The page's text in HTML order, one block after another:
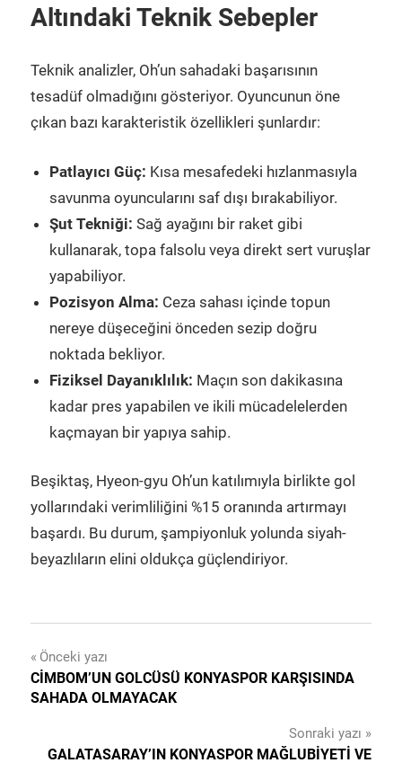
Altındaki Teknik Sebepler
Teknik analizler, Oh’un sahadaki başarısının
tesadüf olmadığını gösteriyor. Oyuncunun öne
çıkan bazı karakteristik özellikleri şunlardır:
Patlayıcı Güç: Kısa mesafedeki hızlanmasıyla
savunma oyuncularını saf dışı bırakabiliyor.
Şut Tekniği: Sağ ayağını bir raket gibi
kullanarak, topa falsolu veya direkt sert vuruşlar
yapabiliyor.
Pozisyon Alma: Ceza sahası içinde topun
nereye düşeceğini önceden sezip doğru
noktada bekliyor.
Fiziksel Dayanıklılık: Maçın son dakikasına
kadar pres yapabilen ve ikili mücadelelerden
kaçmayan bir yapıya sahip.
Beşiktaş, Hyeon-gyu Oh’un katılımıyla birlikte gol
yollarındaki verimliliğini %15 oranında artırmayı
başardı. Bu durum, şampiyonluk yolunda siyah-
beyazlıların elini oldukça güçlendiriyor.
Yazı
gezinmesi
Önceki yazı
CIMBOM’UN GOLCÜSÜ KONYASPOR KARŞISINDA
SAHADA OLMAYACAK
Sonraki yazı
GALATASARAY’IN KONYASPOR MAĞLUBIYETI VE